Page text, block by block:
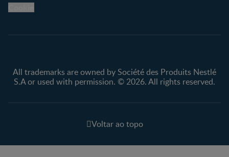
All trademarks are owned by Société des Produits Nestlé
S.A or used with permission. © 2026. All rights reserved.
Voltar ao topo